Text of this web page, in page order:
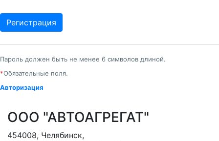
Пароль должен быть не менее 6 символов длиной.
*Обязательные поля.
Авторизация
ООО "АВТОАГРЕГАТ"
454008, Челябинск,